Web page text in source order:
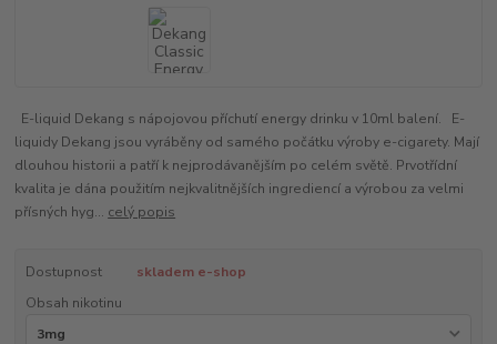
E-liquid Dekang s nápojovou příchutí energy drinku v 10ml balení. E-
liquidy Dekang jsou vyráběny od samého počátku výroby e-cigarety. Mají
dlouhou historii a patří k nejprodávanějším po celém světě. Prvotřídní
kvalita je dána použitím nejkvalitnějších ingrediencí a výrobou za velmi
přísných hyg... celý popis
Dostupnost
skladem e-shop
Obsah nikotinu